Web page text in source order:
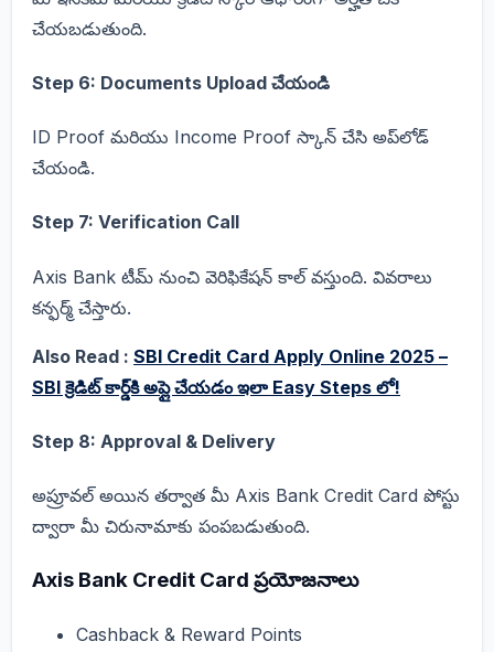
చేయబడుతుంది.
Step 6: Documents Upload చేయండి
ID Proof మరియు Income Proof స్కాన్ చేసి అప్‌లోడ్
చేయండి.
Step 7: Verification Call
Axis Bank టీమ్‌ నుంచి వెరిఫికేషన్ కాల్ వస్తుంది. వివరాలు
కన్ఫర్మ్ చేస్తారు.
Also Read : SBI Credit Card Apply Online 2025 –
SBI క్రెడిట్ కార్డ్‌కి అప్లై చేయడం ఇలా Easy Steps లో!
Step 8: Approval & Delivery
అప్రూవల్ అయిన తర్వాత మీ Axis Bank Credit Card పోస్టు
ద్వారా మీ చిరునామాకు పంపబడుతుంది.
Axis Bank Credit Card ప్రయోజనాలు
Cashback & Reward Points